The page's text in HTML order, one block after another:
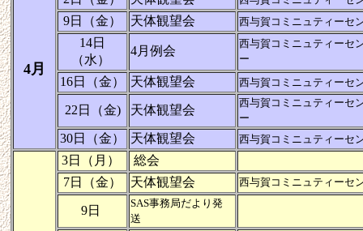
4月
9日（金） 天体観望会 西与賀コミニュティーセ
14日
（水）
4月例会
西与賀コミニュティーセ
ー
16日 （金） 天体観望会 西与賀コミニュティーセ
22日（金) 天体観望会
西与賀コミニュティーセ
ー
30日（金） 天体観望会 西与賀コミニュティーセ
3日（月）
総会
7日（金）
天体観望会 西与賀コミニュティーセ
9日
SAS事務局だより発
送